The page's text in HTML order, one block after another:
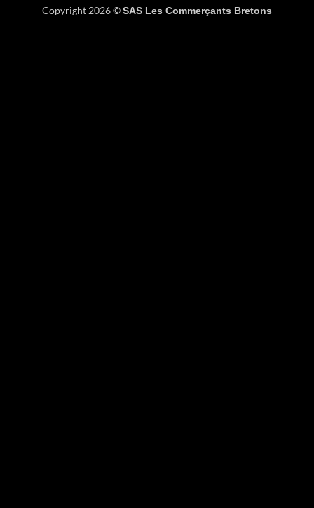
Copyright 2026 ©SAS Les Commerçants Bretons